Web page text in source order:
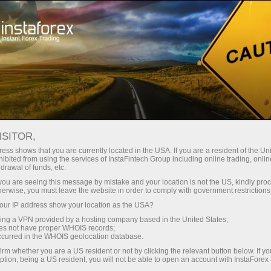
For Beginners
Forex Glossary
Within the Trader’s Glossary section, you can
find concepts and terms related to Forex that
are used in the currency market. The Forex
dictionary is organized in alphabetical order,
making it easier to search for the required word
with a detailed definition presented in an
accessible and understandable form. We
continuously add new Forex terms to the
shows that you are currently located in the USA. If you are a resident of the
from using the services of InstaFintech Group including online trading,
of funds, etc.
are seeing this message by mistake and your location is not the US, kindly
you must leave the website in order to comply with government
IP address show your location as the USA?
a VPN provided by a hosting company based in the United States;
not have proper WHOIS records;
in the WHOIS geolocation database.
whether you are a US resident or not by clicking the relevant button below. If
being a US resident, you will not be able to open an account with InstaForex